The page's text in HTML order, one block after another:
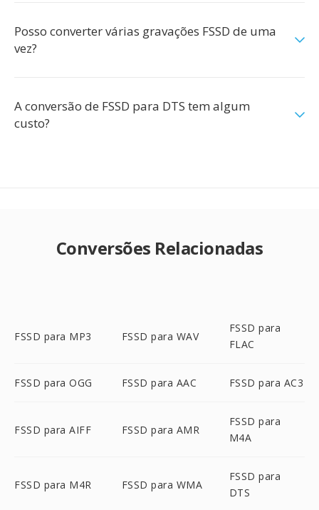
Posso converter várias gravações FSSD de uma
vez?
A conversão de FSSD para DTS tem algum
custo?
Conversões Relacionadas
FSSD para MP3 FSSD para WAV
FSSD para
FLAC
FSSD para OGG FSSD para AAC FSSD para AC3
FSSD para AIFF FSSD para AMR
FSSD para
M4A
FSSD para M4R FSSD para WMA
FSSD para
DTS